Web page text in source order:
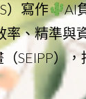
）寫作 AI
率、精準與
SEIPP）